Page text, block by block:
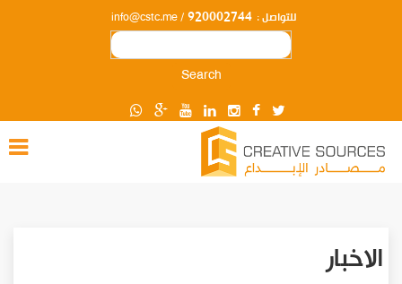
للتواصل : 920002744
/ info@cstc.me
Search
الاخبار